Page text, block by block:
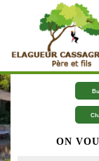
ON